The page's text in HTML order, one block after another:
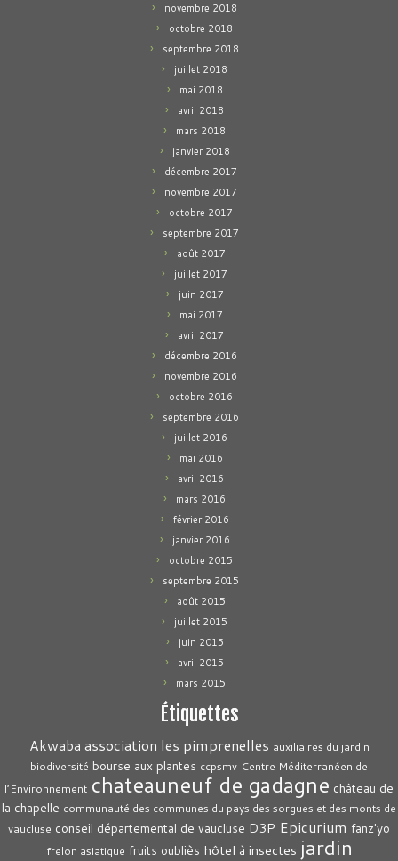
novembre 2018
octobre 2018
septembre 2018
juillet 2018
mai 2018
avril 2018
mars 2018
janvier 2018
décembre 2017
novembre 2017
octobre 2017
septembre 2017
août 2017
juillet 2017
juin 2017
mai 2017
avril 2017
décembre 2016
novembre 2016
octobre 2016
septembre 2016
juillet 2016
mai 2016
avril 2016
mars 2016
février 2016
janvier 2016
octobre 2015
septembre 2015
août 2015
juillet 2015
juin 2015
avril 2015
mars 2015
Étiquettes
Akwaba association les pimprenelles auxiliaires du jardin
biodiversité bourse aux plantes ccpsmv Centre Méditerranéen de
l’Environnement chateauneuf de gadagne château de
la chapelle communauté des communes du pays des sorgues et des monts de
vaucluse conseil départemental de vaucluse D3P Epicurium fanz'yo
frelon asiatique fruits oubliès hôtel à insectes jardin